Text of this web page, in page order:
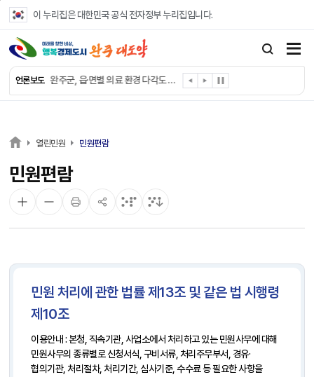
이 누리집은 대한민국 공식 전자정부 누리집입니다.
언론보도
완주군, ‘수의계약 총량제’ 개편 운영
완주군 청소년, 초록우산 지원으로 치과 치료
완주군, 읍·면별 의료 환경 다각도 진단한다
완주군, 모바일 헬스케어 “내 건강 변화 직접 확인”
열린민원 민원편람
민원편람
민원 처리에 관한 법률 제13조 및 같은 법 시행령
제10조
이용안내 : 본청, 직속기관, 사업소에서 처리하고 있는 민원사무에 대해
민원사무의 종류별로 신청서식, 구비서류, 처리주무부서, 경유·
협의기관, 처리절차, 처리기간, 심사기준, 수수료 등 필요한 사항을